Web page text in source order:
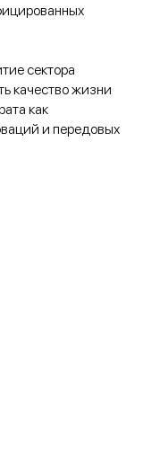
сектора
качество жизни
как
и передовых